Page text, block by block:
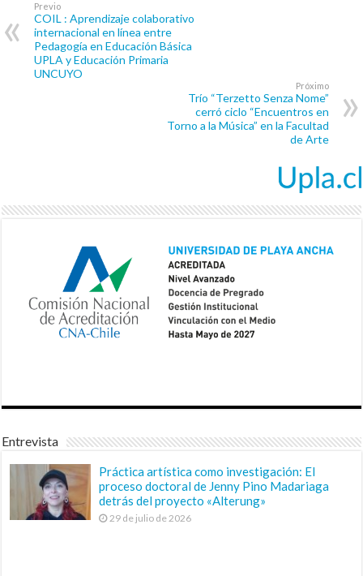
Previo
COIL : Aprendizaje colaborativo
internacional en línea entre
Pedagogía en Educación Básica
UPLA y Educación Primaria
UNCUYO
Próximo
Trío “Terzetto Senza Nome”
cerró ciclo “Encuentros en
Torno a la Música” en la Facultad
de Arte
Entrevista
Práctica artística como investigación: El
proceso doctoral de Jenny Pino Madariaga
detrás del proyecto «Alterung»
29 de julio de 2026